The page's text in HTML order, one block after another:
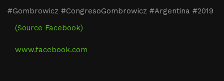
#Gombrowicz #CongresoGombrowicz #Argentina #2019
(Source Facebook)
www.facebook.com